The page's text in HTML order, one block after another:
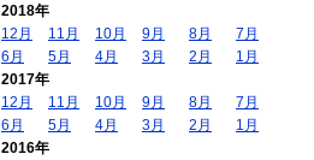
2018年
12月
11月 10月 9月 8月
7月
6月
5月 4月 3月 2月
1月
2017年
12月
11月 10月 9月 8月
7月
6月
5月 4月 3月 2月
1月
2016年